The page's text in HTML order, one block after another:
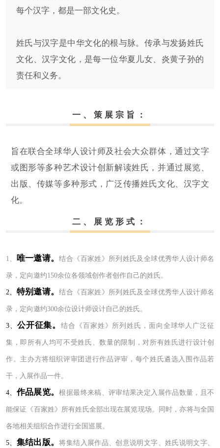
每个汉字，都是一部文化史。
姓氏与汉字是中华文化的根与脉。传承与发扬姓氏
文化、汉字文化，是每一位华夏儿女、炎黄子孙的
责任和义务。
一、策展宗旨：
旨在联合全球华人设计师及社会大众群体，通过文字
或图形等多种艺术设计创新解读姓氏，并通过展览、
出版、传媒等多种形式，广泛传播姓氏文化、汉字文
化。
二、展览形式：
1、 唯一邀请。结合《百家姓》所列姓氏及全球优秀华人设计师名
录，定向邀约150余位各领域创作者创作自己的姓氏。
2、 特别邀请。结合《百家姓》所列姓氏及全球优秀华人设计师名
录，定向邀约300余位设计师设计自己的姓氏。
3、 公开征集。结合《百家姓》所列姓氏，面向全球华人广泛征
集，即所有人均可不受姓氏、数量的限制，对所有姓氏进行设计创
作。主办方将组织评审团进行作品评审，每个姓氏遴选入围作品若
干，入展作品一件。
4、 作品展览。根据最终来稿、评审结果决定入展作品数量，且不
能保证《百家姓》所有姓氏全部出现在展览现场。同时，亦将与全国
各地相关组织合作进行全国巡展。
5、 集结出版。将集结入展作品、创意说明文字、姓氏说明文字、